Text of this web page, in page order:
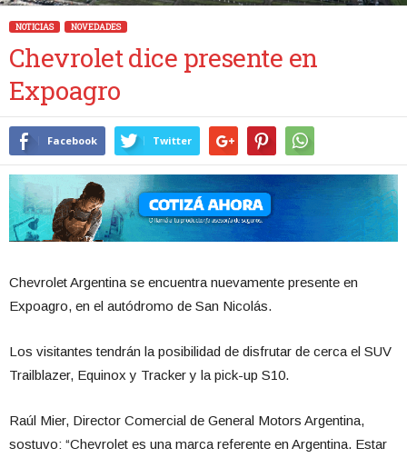
NOTICIAS NOVEDADES
Chevrolet dice presente en
Expoagro
Facebook Twitter
Chevrolet Argentina se encuentra nuevamente presente en
Expoagro, en el autódromo de San Nicolás.
Los visitantes tendrán la posibilidad de disfrutar de cerca el SUV
Trailblazer, Equinox y Tracker y la pick-up S10.
Raúl Mier, Director Comercial de General Motors Argentina,
sostuvo: “Chevrolet es una marca referente en Argentina. Estar